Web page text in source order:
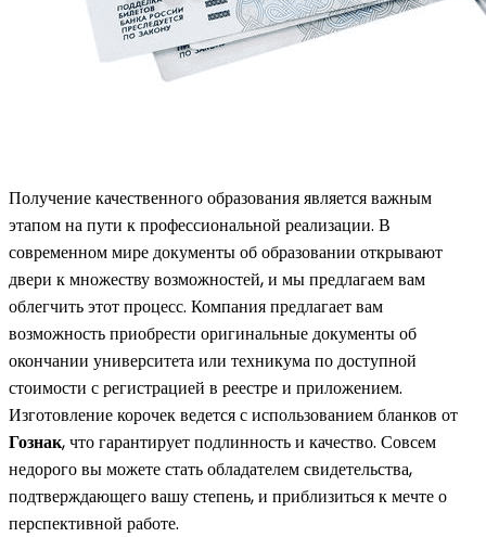
Получение качественного образования является важным
этапом на пути к профессиональной реализации. В
современном мире документы об образовании открывают
двери к множеству возможностей, и мы предлагаем вам
облегчить этот процесс. Компания предлагает вам
возможность приобрести оригинальные документы об
окончании университета или техникума по доступной
стоимости с регистрацией в реестре и приложением.
Изготовление корочек ведется с использованием бланков от
Гознак, что гарантирует подлинность и качество. Совсем
недорого вы можете стать обладателем свидетельства,
подтверждающего вашу степень, и приблизиться к мечте о
перспективной работе.